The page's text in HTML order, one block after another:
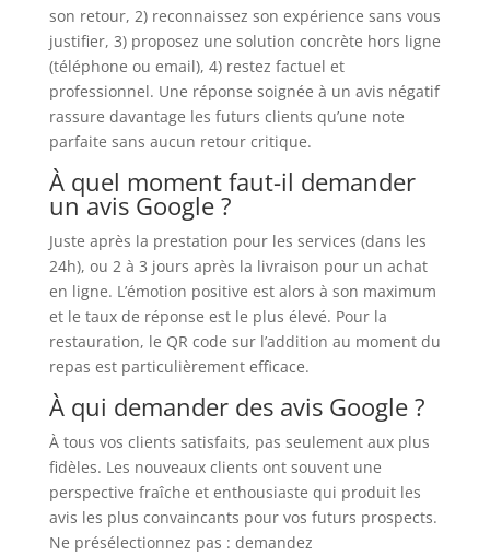
son retour, 2) reconnaissez son expérience sans vous
justifier, 3) proposez une solution concrète hors ligne
(téléphone ou email), 4) restez factuel et
professionnel. Une réponse soignée à un avis négatif
rassure davantage les futurs clients qu’une note
parfaite sans aucun retour critique.
À quel moment faut-il demander
un avis Google ?
Juste après la prestation pour les services (dans les
24h), ou 2 à 3 jours après la livraison pour un achat
en ligne. L’émotion positive est alors à son maximum
et le taux de réponse est le plus élevé. Pour la
restauration, le QR code sur l’addition au moment du
repas est particulièrement efficace.
À qui demander des avis Google ?
À tous vos clients satisfaits, pas seulement aux plus
fidèles. Les nouveaux clients ont souvent une
perspective fraîche et enthousiaste qui produit les
avis les plus convaincants pour vos futurs prospects.
Ne présélectionnez pas : demandez